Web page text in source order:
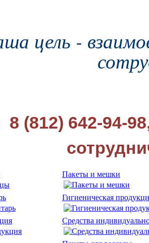
цель -
8 (812) 642-94-
Пакеты и мешки
Гигиеническая
Средства